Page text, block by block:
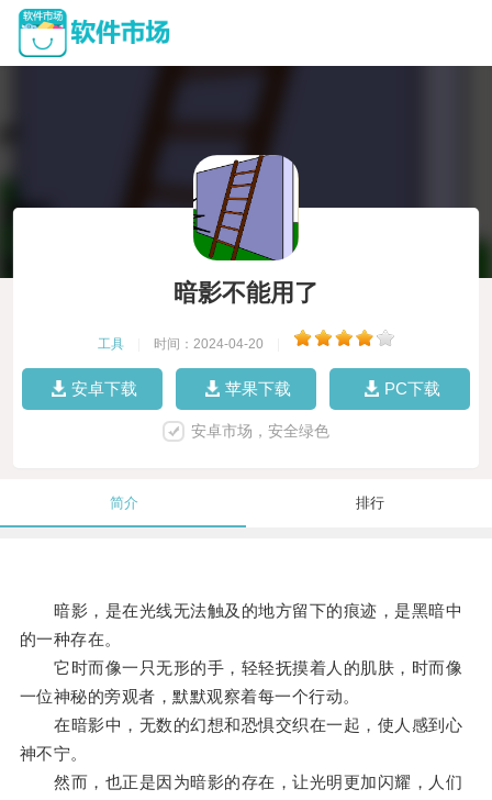
暗影不能用了
工具 时间：2024-04-20
安卓下载 苹果下载 PC下载
安卓市场，安全绿色
简介 排行
暗影，是在光线无法触及的地方留下的痕迹，是黑暗中
的一种存在。
它时而像一只无形的手，轻轻抚摸着人的肌肤，时而像
一位神秘的旁观者，默默观察着每一个行动。
在暗影中，无数的幻想和恐惧交织在一起，使人感到心
神不宁。
然而，也正是因为暗影的存在，让光明更加闪耀，人们